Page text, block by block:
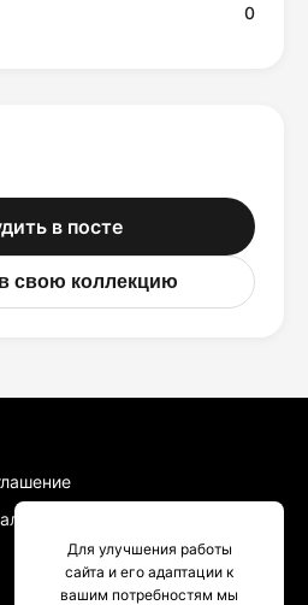
0
в посте
свою коллекцию
Для улучшения работы
сайта и его адаптации к
вашим потребностям мы